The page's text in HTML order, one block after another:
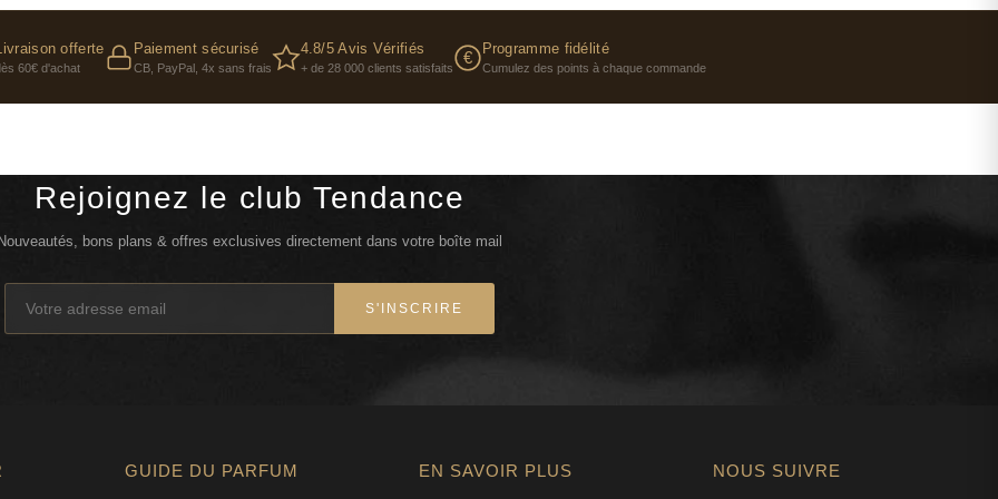
OXIDES • CI 77891 / TITANIUM DIOXIDE • MICA • LINALOOL • GERANIOL •
GLYCERYL STEARATE • PEG-100 STEARATE • CERA ALBA / BEESWAX / CIRE
OCTENYLSUCCINATE • APHANIZOMENON FLOS-AQUAE EXTRACT • LAMINARIA
offerte
60€ d'achat
Paiement sécurisé
CB, PayPal, 4x sans frais
4.8/5 Avis Vérifiés
+ de 28 000 clients satisfaits
€ Programme fidélité
Cumulez des points à chaque commande
Rejoignez le club Tendance
Nouveautés, bons plans & offres exclusives directement dans votre boîte mail
S'INSCRIRE
GUIDE DU PARFUM EN SAVOIR PLUS NOUS SUIVRE